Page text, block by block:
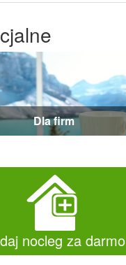
Dla firm
nocleg za darmo